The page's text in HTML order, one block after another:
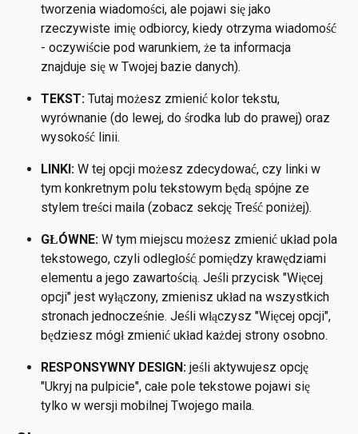
tworzenia wiadomości, ale pojawi się jako
rzeczywiste imię odbiorcy, kiedy otrzyma wiadomość
- oczywiście pod warunkiem, że ta informacja
znajduje się w Twojej bazie danych).
TEKST: Tutaj możesz zmienić kolor tekstu,
wyrównanie (do lewej, do środka lub do prawej) oraz
wysokość linii.
LINKI: W tej opcji możesz zdecydować, czy linki w
tym konkretnym polu tekstowym będą spójne ze
stylem treści maila (zobacz sekcję Treść poniżej).
GŁÓWNE: W tym miejscu możesz zmienić układ pola
tekstowego, czyli odległość pomiędzy krawędziami
elementu a jego zawartością. Jeśli przycisk "Więcej
opcji" jest wyłączony, zmienisz układ na wszystkich
stronach jednocześnie. Jeśli włączysz "Więcej opcji",
będziesz mógł zmienić układ każdej strony osobno.
RESPONSYWNY DESIGN: jeśli aktywujesz opcję
"Ukryj na pulpicie", całe pole tekstowe pojawi się
tylko w wersji mobilnej Twojego maila.